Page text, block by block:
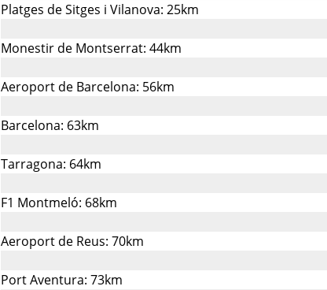
Platges de Sitges i Vilanova: 25km
Monestir de Montserrat: 44km
Aeroport de Barcelona: 56km
Barcelona: 63km
Tarragona: 64km
F1 Montmeló: 68km
Aeroport de Reus: 70km
Port Aventura: 73km